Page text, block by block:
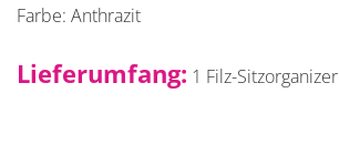
Farbe: Anthrazit
Lieferumfang: 1 Filz-Sitzorganizer